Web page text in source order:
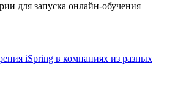
для запуска онлайн-обучения
iSpring в компаниях из разных